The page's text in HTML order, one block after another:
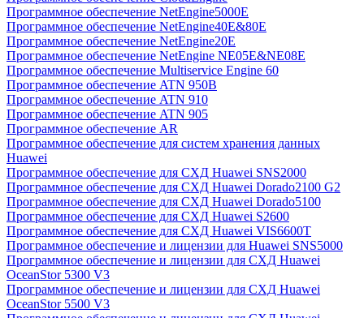
Программное обеспечение NetEngine5000E
Программное обеспечение NetEngine40E&80E
Программное обеспечение NetEngine20E
Программное обеспечение NetEngine NE05E&NE08E
Программное обеспечение Multiservice Engine 60
Программное обеспечение ATN 950B
Программное обеспечение ATN 910
Программное обеспечение ATN 905
Программное обеспечение AR
Программное обеспечение для систем хранения данных
Huawei
Программное обеспечение для СХД Huawei SNS2000
Программное обеспечение для СХД Huawei Dorado2100 G2
Программное обеспечение для СХД Huawei Dorado5100
Программное обеспечение для СХД Huawei S2600
Программное обеспечение для СХД Huawei VIS6600T
Программное обеспечение и лицензии для Huawei SNS5000
Программное обеспечение и лицензии для СХД Huawei
OceanStor 5300 V3
Программное обеспечение и лицензии для СХД Huawei
OceanStor 5500 V3